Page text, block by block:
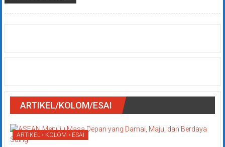
ARTIKEL/KOLOM/ESAI
ARTIKEL • KOLOM • ESAI